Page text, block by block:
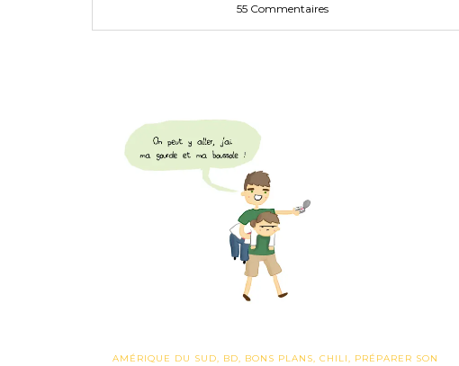
55 Commentaires
AMÉRIQUE DU SUD, BD, BONS PLANS,CHILI, PRÉPARER SON